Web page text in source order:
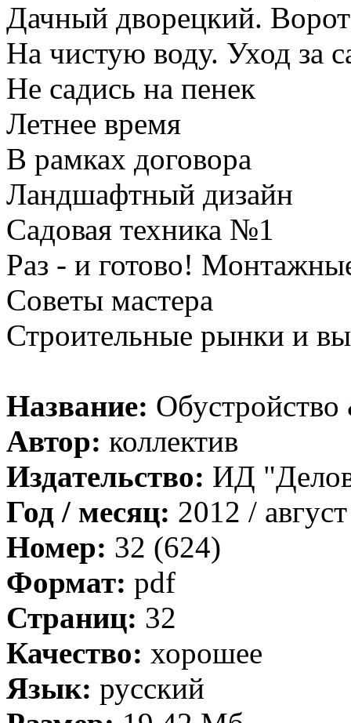
Дачный дворецкий.
На чистую воду. Уход за
Не садись на пенек
Летнее время
В рамках договора
Ландшафтный дизайн
Садовая техника №1
Раз - и готово!
Советы мастера
Строительные рынки и
Название:
Автор: коллектив
Издательство: ИД
Год / месяц: 2012 / август
Номер: 32 (624)
Формат: pdf
Страниц: 32
Качество: хорошее
Язык: русский